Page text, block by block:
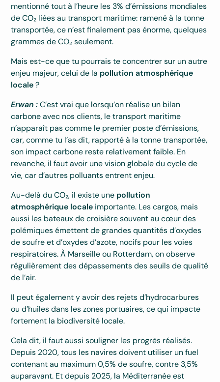
mentionné tout à l’heure les 3% d’émissions mondiales
de CO₂ liées au transport maritime: ramené à la tonne
transportée, ce n’est finalement pas énorme, quelques
grammes de CO₂ seulement.
Mais est-ce que tu pourrais te concentrer sur un autre
enjeu majeur, celui de la pollution atmosphérique
locale?
Erwan :C’est vrai que lorsqu’on réalise un bilan
carbone avec nos clients, le transport maritime
n’apparaît pas comme le premier poste d’émissions,
car, comme tu l’as dit, rapporté à la tonne transportée,
son impact carbone reste relativement faible. En
revanche, il faut avoir une vision globale du cycle de
vie, car d’autres polluants entrent enjeu.
Au-delà du CO₂, il existe une pollution
atmosphérique locale importante. Les cargos, mais
aussi les bateaux de croisière souvent au cœur des
polémiques émettent de grandes quantités d’oxydes
de soufre et d’oxydes d’azote, nocifs pour les voies
respiratoires. À Marseille ou Rotterdam, on observe
régulièrement des dépassements des seuils de qualité
de l’air.
Il peut également y avoir des rejets d’hydrocarbures
ou d’huiles dans les zones portuaires, ce qui impacte
fortement la biodiversité locale.
Cela dit, il faut aussi souligner les progrès réalisés.
Depuis 2020, tous les navires doivent utiliser un fuel
contenant au maximum 0,5% de soufre, contre 3,5%
auparavant. Et depuis 2025, la Méditerranée est